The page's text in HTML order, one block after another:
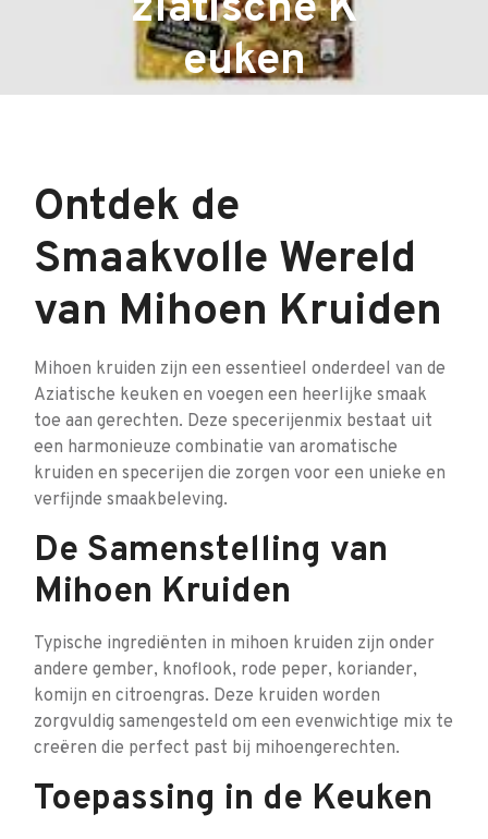
euken
Ontdek de
Smaakvolle Wereld
van Mihoen Kruiden
Mihoen kruiden zijn een essentieel onderdeel van de
Aziatische keuken en voegen een heerlijke smaak
toe aan gerechten. Deze specerijenmix bestaat uit
een harmonieuze combinatie van aromatische
kruiden en specerijen die zorgen voor een unieke en
verfijnde smaakbeleving.
De Samenstelling van
Mihoen Kruiden
Typische ingrediënten in mihoen kruiden zijn onder
andere gember, knoflook, rode peper, koriander,
komijn en citroengras. Deze kruiden worden
zorgvuldig samengesteld om een evenwichtige mix te
creëren die perfect past bij mihoengerechten.
Toepassing in de Keuken